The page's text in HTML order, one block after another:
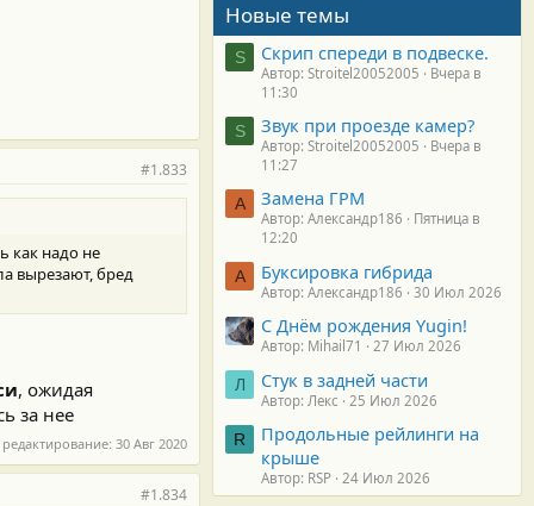
#1.833
как надо не
вырезают, бред
, ожидая
за нее
30 Авг 2020
#1.834
Новые темы
S Скрип спереди в подвеске.
Автор: Stroitel20052005
Вчера в
11:30
S Звук при проезде камер?
Автор: Stroitel20052005
Вчера в
11:27
А Замена ГРМ
Автор: Александр186
Пятница в
12:20
А Буксировка гибрида
Автор: Александр186 30 Июл 2026
С Днём рождения Yugin!
Автор: Mihail71 27 Июл 2026
Л Стук в задней части
Автор: Лекс 25 Июл 2026
R
Продольные рейлинги на
крыше
Автор: RSP 24 Июл 2026